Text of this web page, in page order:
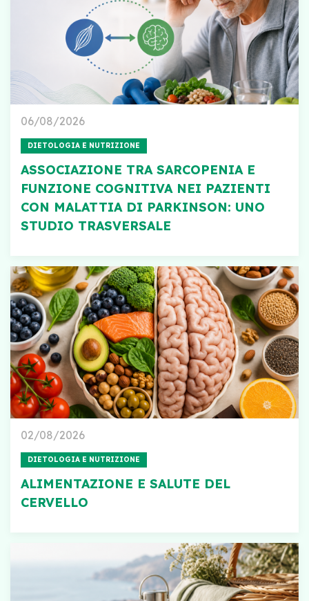
06/08/2026
DIETOLOGIA E NUTRIZIONE
ASSOCIAZIONE TRA SARCOPENIA E
FUNZIONE COGNITIVA NEI PAZIENTI
CON MALATTIA DI PARKINSON: UNO
STUDIO TRASVERSALE
02/08/2026
DIETOLOGIA E NUTRIZIONE
ALIMENTAZIONE E SALUTE DEL
CERVELLO